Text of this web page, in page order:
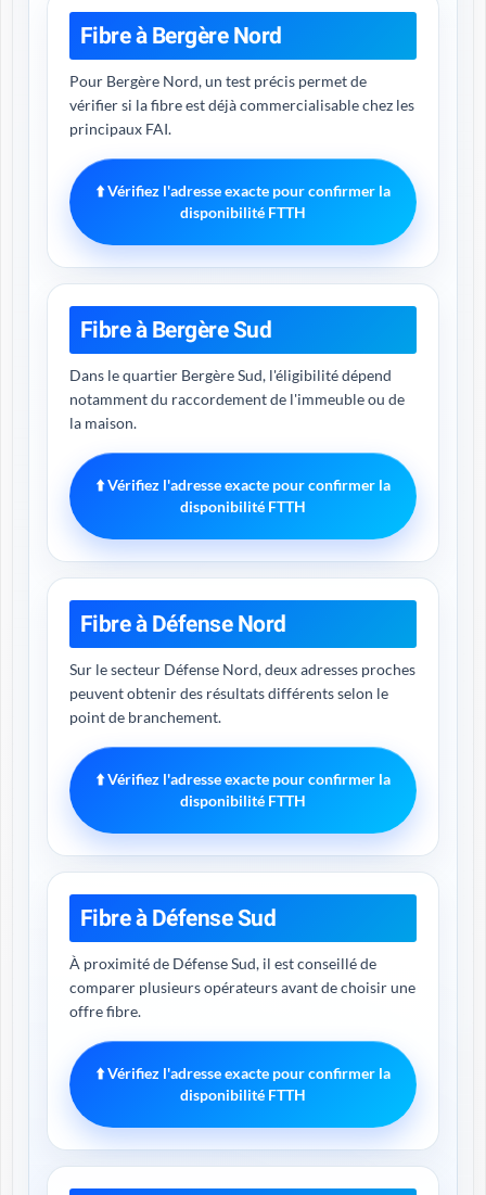
Fibre à Bergère Nord
Pour Bergère Nord, un test précis permet de
vérifier si la fibre est déjà commercialisable chez les
principaux FAI.
⬆️ Vérifiez l'adresse exacte pour confirmer la
disponibilité FTTH
Fibre à Bergère Sud
Dans le quartier Bergère Sud, l'éligibilité dépend
notamment du raccordement de l'immeuble ou de
la maison.
⬆️ Vérifiez l'adresse exacte pour confirmer la
disponibilité FTTH
Fibre à Défense Nord
Sur le secteur Défense Nord, deux adresses proches
peuvent obtenir des résultats différents selon le
point de branchement.
⬆️ Vérifiez l'adresse exacte pour confirmer la
disponibilité FTTH
Fibre à Défense Sud
À proximité de Défense Sud, il est conseillé de
comparer plusieurs opérateurs avant de choisir une
offre fibre.
⬆️ Vérifiez l'adresse exacte pour confirmer la
disponibilité FTTH